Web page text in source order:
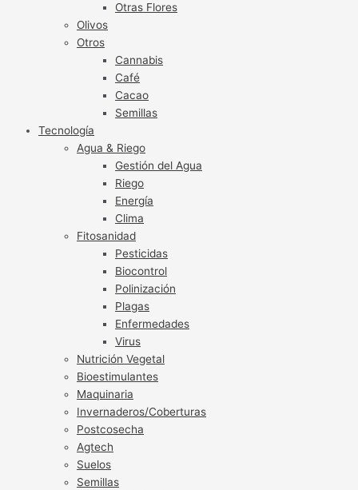
Otras Flores
Olivos
Otros
Cannabis
Café
Cacao
Semillas
Tecnología
Agua & Riego
Gestión del Agua
Riego
Energía
Clima
Fitosanidad
Pesticidas
Biocontrol
Polinización
Plagas
Enfermedades
Virus
Nutrición Vegetal
Bioestimulantes
Maquinaria
Invernaderos/Coberturas
Postcosecha
Agtech
Suelos
Semillas